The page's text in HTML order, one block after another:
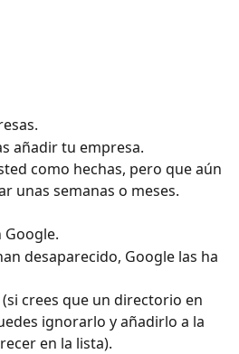
añadir tu empresa.
como hechas, pero que aún
unas semanas o meses.
Google.
desaparecido, Google las ha
crees que un directorio en
ignorarlo y añadirlo a la
en la lista).